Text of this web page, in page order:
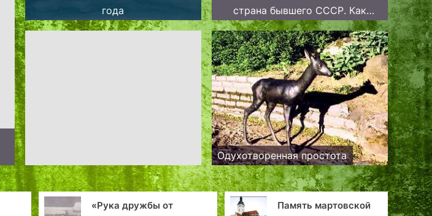
года
страна бывшего СССР. Как
живут люди в Таллине
Одухотворенная простота
«Рука дружбы от
Память мартовской
Под